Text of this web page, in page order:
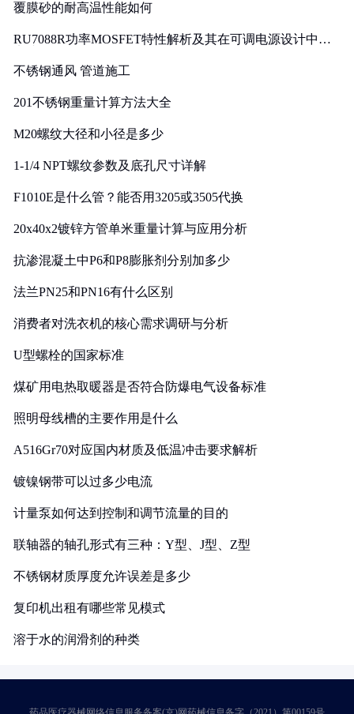
覆膜砂的耐高温性能如何
RU7088R功率MOSFET特性解析及其在可调电源设计中的
不锈钢通风 管道施工
201不锈钢重量计算方法大全
M20螺纹大径和小径是多少
1-1/4 NPT螺纹参数及底孔尺寸详解
F1010E是什么管？能否用3205或3505代换
20x40x2镀锌方管单米重量计算与应用分析
抗渗混凝土中P6和P8膨胀剂分别加多少
法兰PN25和PN16有什么区别
消费者对洗衣机的核心需求调研与分析
U型螺栓的国家标准
煤矿用电热取暖器是否符合防爆电气设备标准
照明母线槽的主要作用是什么
A516Gr70对应国内材质及低温冲击要求解析
镀镍钢带可以过多少电流
计量泵如何达到控制和调节流量的目的
联轴器的轴孔形式有三种：Y型、J型、Z型
不锈钢材质厚度允许误差是多少
复印机出租有哪些常见模式
溶于水的润滑剂的种类